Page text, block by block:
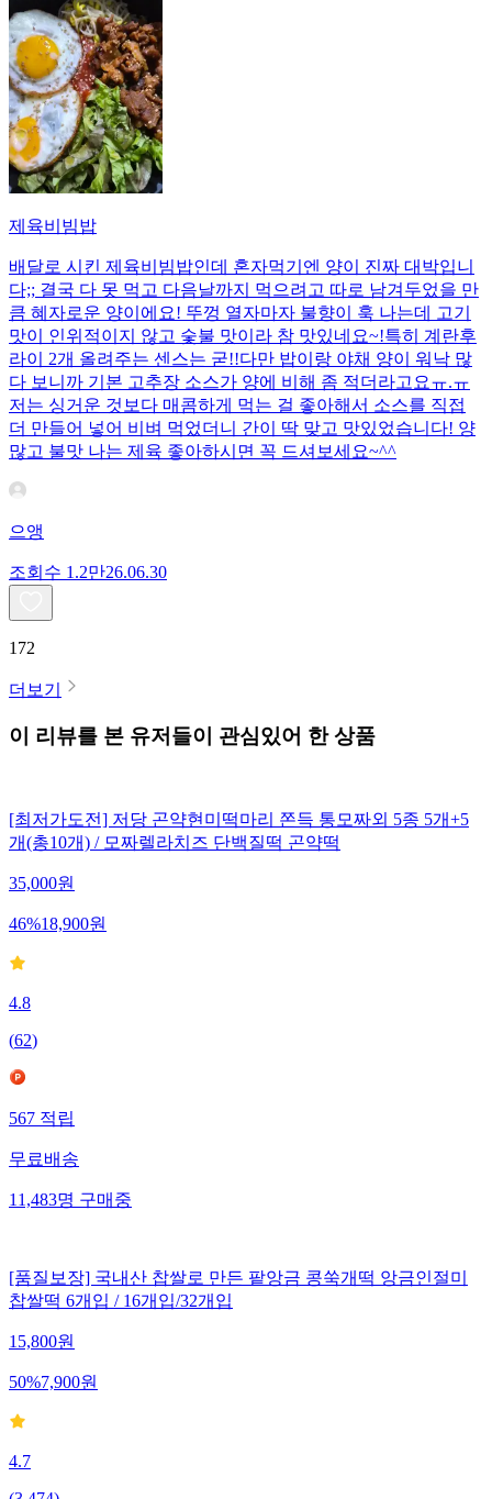
제육비빔밥
배달로 시킨 제육비빔밥인데 혼자먹기엔 양이 진짜 대박입니
다;; 결국 다 못 먹고 다음날까지 먹으려고 따로 남겨두었을 만
큼 혜자로운 양이에요! 뚜껑 열자마자 불향이 훅 나는데 고기
맛이 인위적이지 않고 숯불 맛이라 참 맛있네요~!특히 계란후
라이 2개 올려주는 센스는 굳!! ​다만 밥이랑 야채 양이 워낙 많
다 보니까 기본 고추장 소스가 양에 비해 좀 적더라고요ㅠ.ㅠ
저는 싱거운 것보다 매콤하게 먹는 걸 좋아해서 소스를 직접
더 만들어 넣어 비벼 먹었더니 간이 딱 맞고 맛있었습니다! 양
많고 불맛 나는 제육 좋아하시면 꼭 드셔보세요~^^
으앵
조회수 1.2만26.06.30
172
더보기
이 리뷰를 본 유저들이 관심있어 한 상품
[최저가도전] 저당 곤약현미떡마리 쫀득 통모짜외 5종 5개+5
개(총10개) / 모짜렐라치즈 단백질떡 곤약떡
35,000원
46%18,900원
4.8
(62)
567적립
무료배송
11,483명구매중
[품질보장] 국내산 찹쌀로 만든 팥앙금 콩쑥개떡 앙금인절미
찹쌀떡 6개입 / 16개입/32개입
15,800원
50%7,900원
4.7